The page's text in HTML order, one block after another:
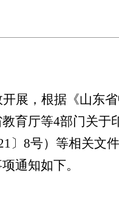
展，根据《山东
教育厅等4部门关于
1〕 8号） 等相关文件
通知如下。